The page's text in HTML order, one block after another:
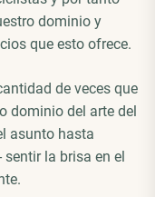
dominio y
que esto ofrece.
de veces que
dominio del arte del
asunto hasta
sentir la brisa en el